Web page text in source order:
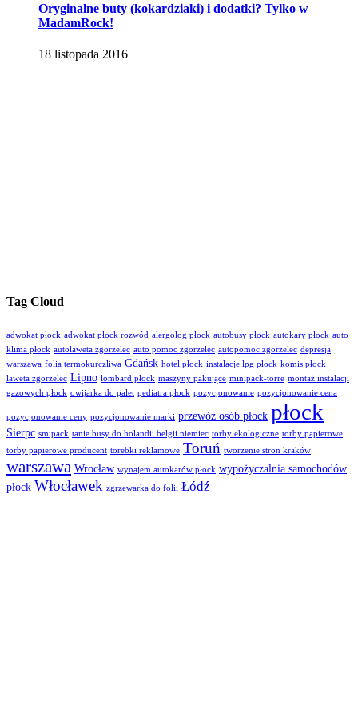
Oryginalne buty (kokardziaki) i dodatki? Tylko w
MadamRock!
18 listopada 2016
Tag Cloud
adwokat płock adwokat płock rozwód alergolog płock autobusy płock autokary płock auto
klima płock autolaweta zgorzelec auto pomoc zgorzelec autopomoc zgorzelec depresja
warszawa folia termokurczliwa Gdańsk hotel płock instalacje lpg płock komis płock
laweta zgorzelec Lipno lombard płock maszyny pakujące minipack-torre montaż instalacji
gazowych płock owijarka do palet pediatra płock pozycjonowanie pozycjonowanie cena
pozycjonowanie ceny pozycjonowanie marki przewóz osób płock płock
Sierpc smipack tanie busy do holandii belgii niemiec torby ekologiczne torby papierowe
torby papierowe producent torebki reklamowe Toruń tworzenie stron kraków
warszawa Wrocław wynajem autokarów płock wypożyczalnia samochodów
płock Włocławek zgrzewarka do folii Łódź